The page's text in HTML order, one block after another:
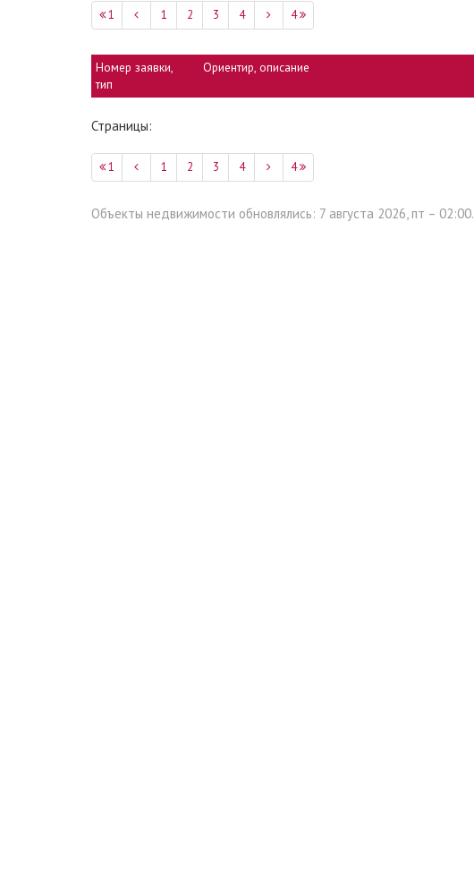
1 1 2 3 4 4
Номер заявки,
тип
Ориентир, описание
Страницы:
1 1 2 3 4 4
Объекты недвижимости обновлялись: 7 августа 2026, пт – 02:00.